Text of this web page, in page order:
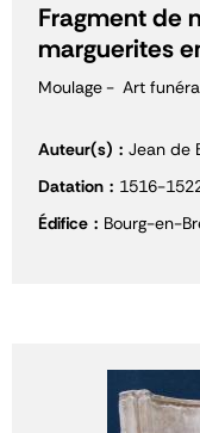
Fragment de
marguerites
Moulage Art
Auteur(s)
Jean de
Datation
1516-
Édifice
Bourg-en-